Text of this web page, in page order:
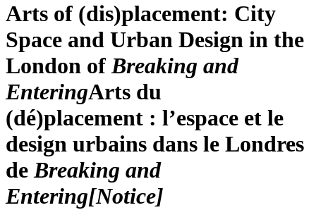
Arts of (dis)placement: City
Space and Urban Design in the
London of Breaking and
EnteringArts du
(dé)placement : l’espace et le
design urbains dans le Londres
de Breaking and
Entering[Notice]